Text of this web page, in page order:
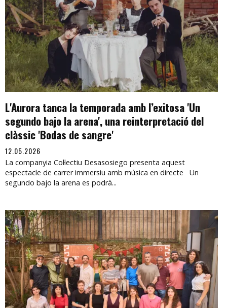
L'Aurora tanca la temporada amb l’exitosa 'Un
segundo bajo la arena', una reinterpretació del
clàssic 'Bodas de sangre'
12.05.2026
La companyia Col·lectiu Desasosiego presenta aquest
espectacle de carrer immersiu amb música en directe Un
segundo bajo la arena es podrà...